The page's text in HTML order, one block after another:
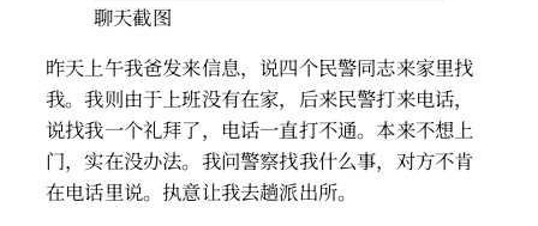
聊天截图
昨天上午我爸发来信息，说四个民警同志来家里找
我。我则由于上班没有在家，后来民警打来电话，
说找我一个礼拜了，电话一直打不通。本来不想上
门，实在没办法。我问警察找我什么事，对方不肯
在电话里说。执意让我去趟派出所。